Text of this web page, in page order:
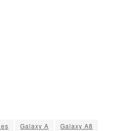
Galaxy A
Galaxy A8